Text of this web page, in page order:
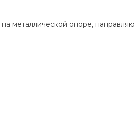
металлической опоре,